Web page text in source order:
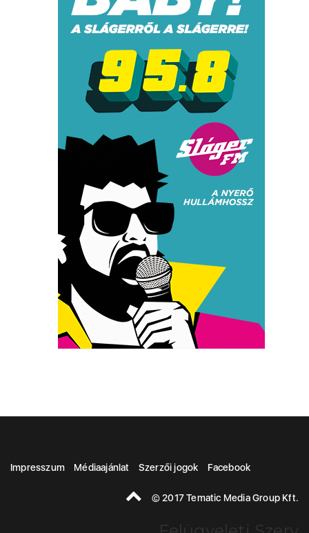
Impresszum Médiaajánlat Szerzői jogok Facebook
© 2017 Tematic Media Group Kft.